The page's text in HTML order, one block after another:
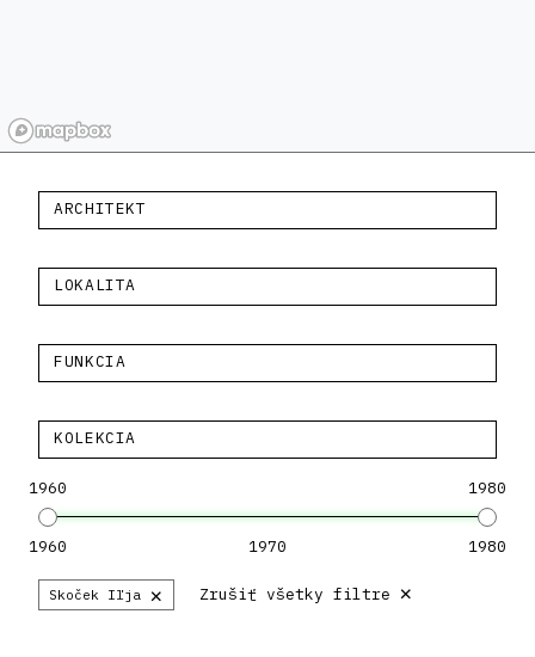
ARCHITEKT
LOKALITA
FUNKCIA
KOLEKCIA
1960 1980
1960 1970 1980
Skoček Iľja × Zrušiť všetky filtre ×